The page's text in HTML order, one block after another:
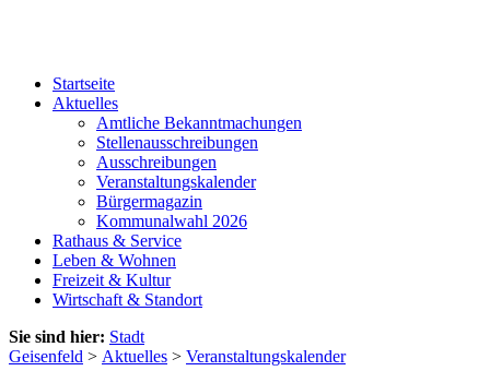
Startseite
Aktuelles
Amtliche Bekanntmachungen
Stellenausschreibungen
Ausschreibungen
Veranstaltungskalender
Bürgermagazin
Kommunalwahl 2026
Rathaus & Service
Leben & Wohnen
Freizeit & Kultur
Wirtschaft & Standort
Sie sind hier: Stadt
Geisenfeld > Aktuelles > Veranstaltungskalender